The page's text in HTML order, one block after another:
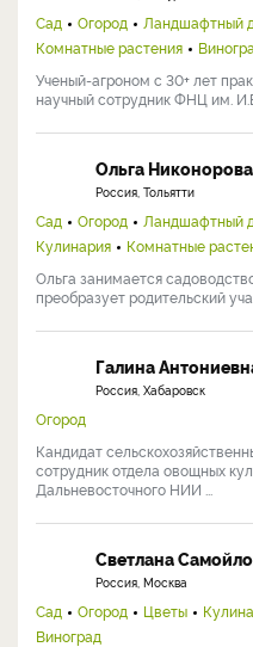
Сад Огород Ландшафтный
Комнатные растения
Ученый-агроном с 30+ лет
научный сотрудник ФНЦ им.
Ольга Никонорова
Россия, Тольятти
Сад Огород Ландшафтный
Кулинария
Комнатные
Ольга занимается
преобразует родительский
Галина
Россия, Хабаровск
Огород
Кандидат
сотрудник отдела овощных
Дальневосточного НИИ ...
Светлана
Россия, Москва
Сад Огород Цветы
Виноград